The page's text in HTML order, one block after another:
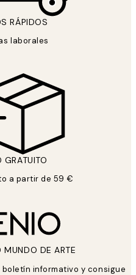
RÁPIDOS
laborales
GRATUITO
a partir de 59 €
MUNDO DE ARTE
informativo y consigue